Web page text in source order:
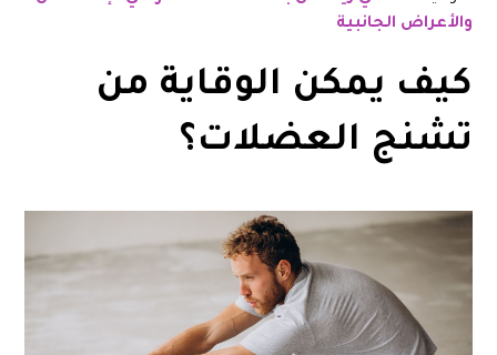
والأعراض الجانبية
كيف يمكن الوقاية من
تشنج العضلات؟